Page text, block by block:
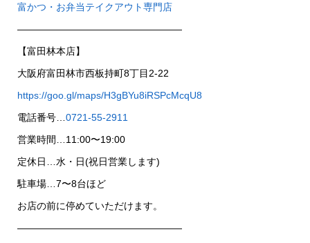
富かつ・お弁当テイクアウト専門店
—————————————————
【富田林本店】
大阪府富田林市西板持町8丁目2-22
https://goo.gl/maps/H3gBYu8iRSPcMcqU8
電話番号… 0721-55-2911
営業時間…11:00〜19:00
定休日…水・日(祝日営業します)
駐車場…7〜8台ほど
お店の前に停めていただけます。
—————————————————